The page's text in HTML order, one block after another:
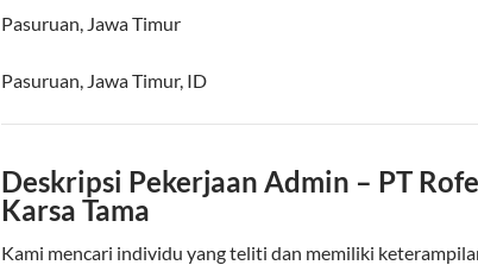
Pasuruan, Jawa Timur
Pasuruan, Jawa Timur, ID
Deskripsi Pekerjaan Admin – PT
Karsa Tama
Kami mencari individu yang teliti dan memiliki